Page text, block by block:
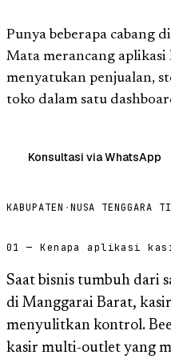
Punya beberapa cabang
Mata merancang
menyatukan penjualan,
toko dalam satu
Konsultasi via WhatsApp
KABUPATEN ·NUSA TENGGARA
01 — Kenapa aplikasi
Saat bisnis tumbuh dari
di Manggarai Barat,
menyulitkan kontrol.
kasir multi-outlet yang